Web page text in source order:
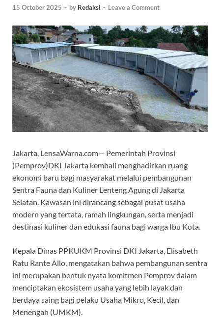
15 October 2025 - by Redaksi - Leave a Comment
Jakarta, LensaWarna.com— Pemerintah Provinsi
(Pemprov)DKI Jakarta kembali menghadirkan ruang
ekonomi baru bagi masyarakat melalui pembangunan
Sentra Fauna dan Kuliner Lenteng Agung di Jakarta
Selatan. Kawasan ini dirancang sebagai pusat usaha
modern yang tertata, ramah lingkungan, serta menjadi
destinasi kuliner dan edukasi fauna bagi warga Ibu Kota.
Kepala Dinas PPKUKM Provinsi DKI Jakarta, Elisabeth
Ratu Rante Allo, mengatakan bahwa pembangunan sentra
ini merupakan bentuk nyata komitmen Pemprov dalam
menciptakan ekosistem usaha yang lebih layak dan
berdaya saing bagi pelaku Usaha Mikro, Kecil, dan
Menengah (UMKM).